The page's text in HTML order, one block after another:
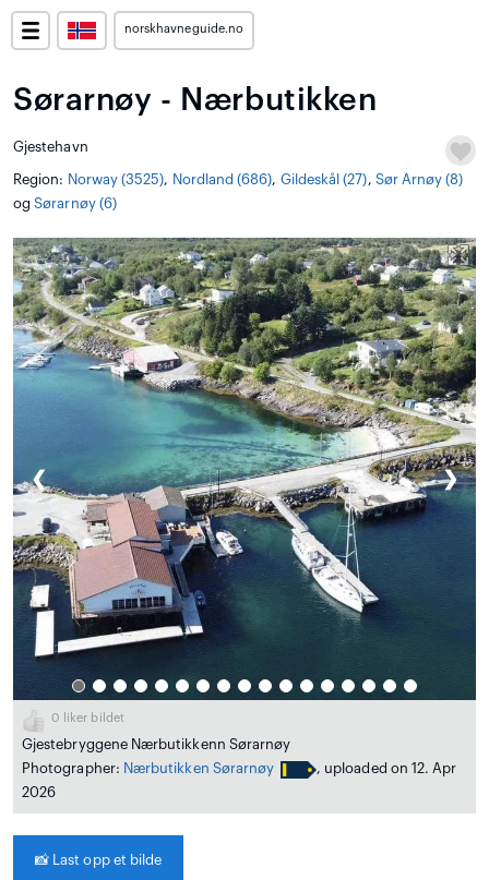
norskhavneguide.no
Sørarnøy - Nærbutikken
Gjestehavn
Region: Norway (3525), Nordland (686), Gildeskål (27), Sør Arnøy (8)
ogSørarnøy (6)
❮ ❯
0 liker bildet
Gjestebryggene Nærbutikkenn Sørarnøy
Photographer: Nærbutikken Sørarnøy
, uploaded on 12. Apr
2026
📸 Last opp et bilde